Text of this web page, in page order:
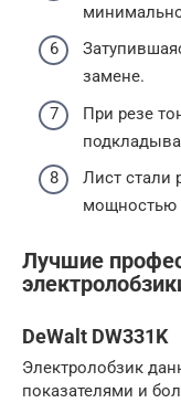
замене.
При резе
Лист стали
мощностью
Лучшие
DeWalt DW331K
Электролобзик
показателями и